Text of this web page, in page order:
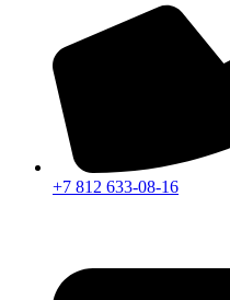
+7 812 633-08-16